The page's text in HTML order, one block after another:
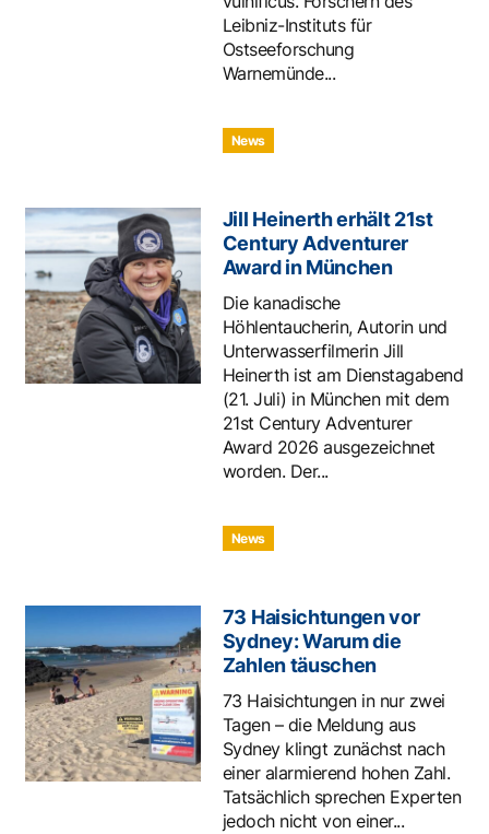
Leibniz-Instituts für
Ostseeforschung
Warnemünde...
News
Jill Heinerth erhält 21st
Century Adventurer
Award in München
Die kanadische
Höhlentaucherin, Autorin und
Unterwasserfilmerin Jill
Heinerth ist am Dienstagabend
(21. Juli) in München mit dem
21st Century Adventurer
Award 2026 ausgezeichnet
worden. Der...
News
73 Haisichtungen vor
Sydney: Warum die
Zahlen täuschen
73 Haisichtungen in nur zwei
Tagen – die Meldung aus
Sydney klingt zunächst nach
einer alarmierend hohen Zahl.
Tatsächlich sprechen Experten
jedoch nicht von einer...